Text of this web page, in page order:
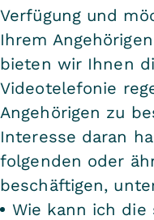
Verfügung und
Ihrem
bieten wir Ihnen
Videotelefonie
Angehörigen zu
Interesse daran
folgenden oder
beschäftigen,
Wie kann ich die